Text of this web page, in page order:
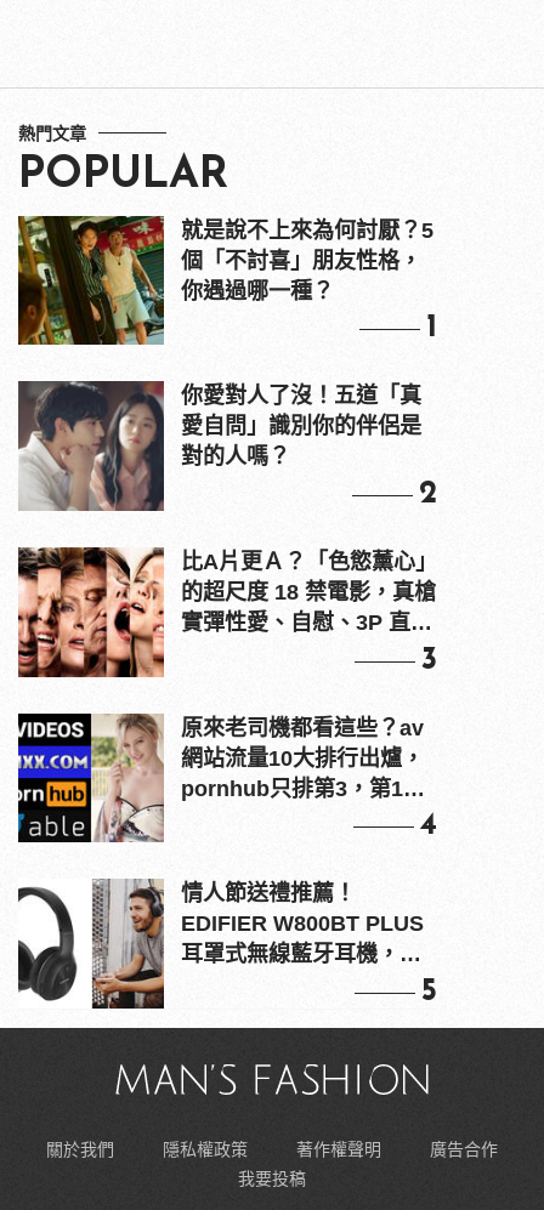
熱門文章
POPULAR
就是說不上來為何討厭？5
個「不討喜」朋友性格，
你遇過哪一種？
1
你愛對人了沒！五道「真
愛自問」識別你的伴侶是
對的人嗎？
2
比A片更Ａ？「色慾薰心」
的超尺度 18 禁電影，真槍
實彈性愛、自慰、3P 直接
3
原來老司機都看這些？av
網站流量10大排行出爐，
pornhub只排第3，第1名
4
情人節送禮推薦！
EDIFIER W800BT PLUS
耳罩式無線藍牙耳機，在
5
關於我們 隱私權政策 著作權聲明
廣告合作
我要投稿